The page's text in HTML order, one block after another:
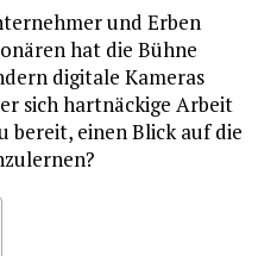
und Erben
hat die Bühne
digitale Kameras
sich hartnäckige Arbeit
bereit, einen Blick auf die